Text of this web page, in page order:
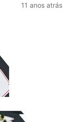
11 anos atrás